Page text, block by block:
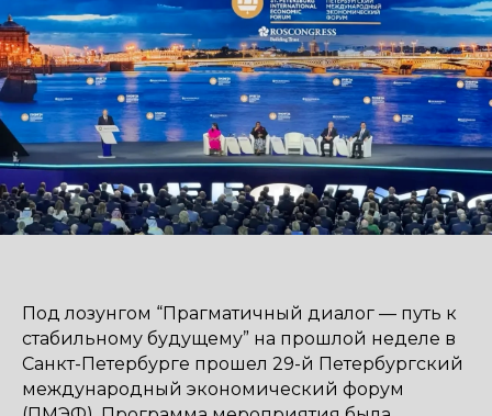
Под лозунгом “Прагматичный диалог — путь к
стабильному будущему” на прошлой неделе в
Санкт-Петербурге прошел 29-й Петербургский
международный экономический форум